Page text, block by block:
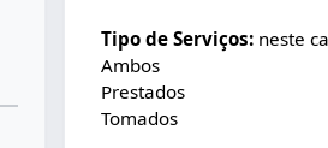
Tipo de Serviços: neste
Ambos
Prestados
Tomados